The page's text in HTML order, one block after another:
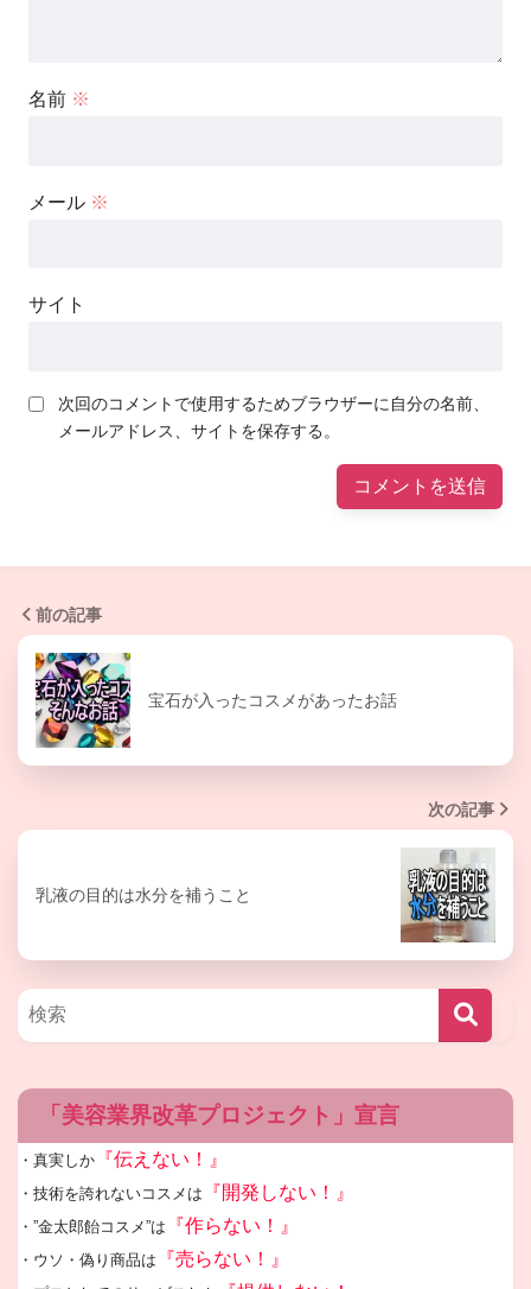
名前 ※
メール ※
サイト
次回のコメントで使用するためブラウザーに自分の名前、
メールアドレス、サイトを保存する。
前の記事
宝石が入ったコスメがあったお話
次の記事
乳液の目的は水分を補うこと
「美容業界改革プロジェクト」宣言
・真実しか 『伝えない！』
・技術を誇れないコスメは 『開発しない！』
・”金太郎飴コスメ”は 『作らない！』
・ウソ・偽り商品は 『売らない！』